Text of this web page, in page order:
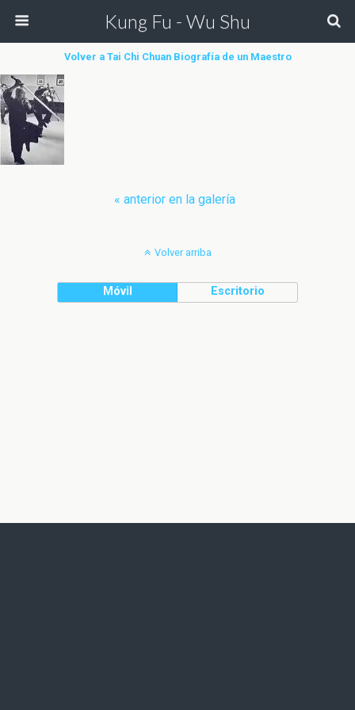
Kung Fu - Wu Shu
Volver a Tai Chi Chuan Biografía de un Maestro
« anterior en la galería
Volver arriba
Móvil Escritorio